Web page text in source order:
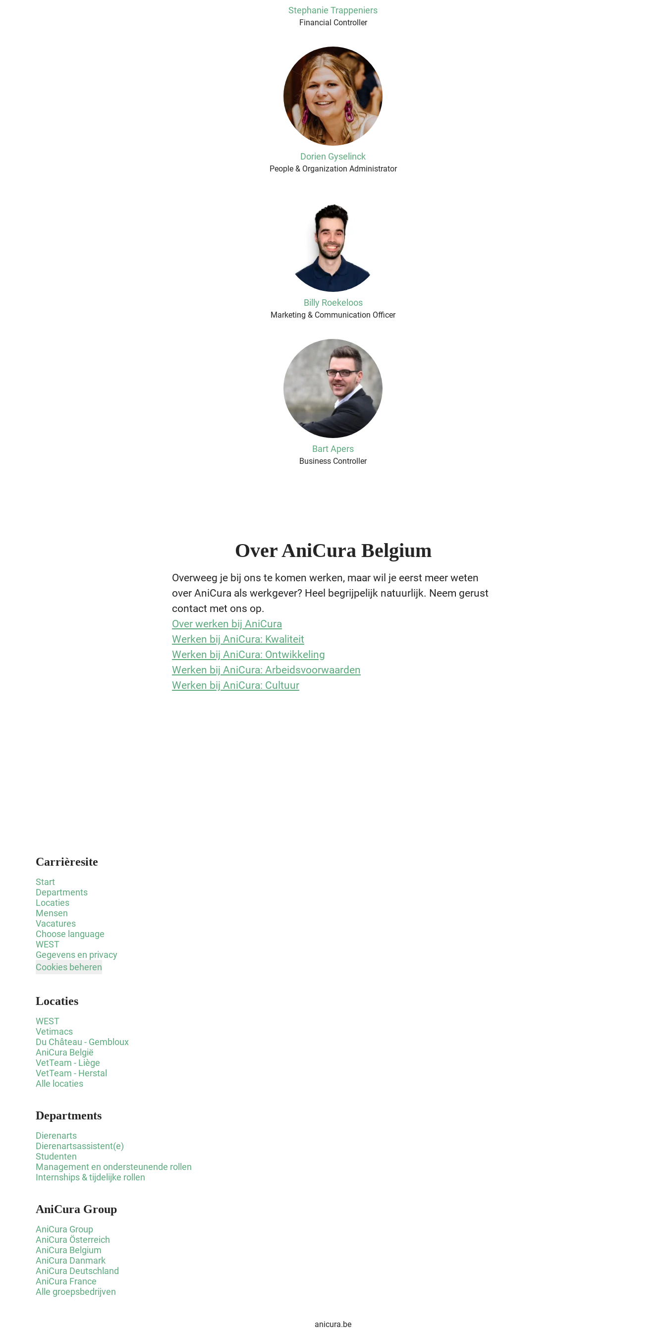
Stephanie Trappeniers
Financial Controller
Dorien Gyselinck
People & Organization Administrator
Billy Roekeloos
Marketing & Communication Officer
Bart Apers
Business Controller
Over AniCura Belgium
Overweeg je bij ons te komen werken, maar wil je eerst meer weten
over AniCura als werkgever? Heel begrijpelijk natuurlijk. Neem gerust
contact met ons op.
Over werken bij AniCura
Werken bij AniCura: Kwaliteit
Werken bij AniCura: Ontwikkeling
Werken bij AniCura: Arbeidsvoorwaarden
Werken bij AniCura: Cultuur
Carrièresite
Start
Departments
Locaties
Mensen
Vacatures
Choose language
WEST
Gegevens en privacy
Cookies beheren
Locaties
WEST
Vetimacs
Du Château - Gembloux
AniCura België
VetTeam - Liège
VetTeam - Herstal
Alle locaties
Departments
Dierenarts
Dierenartsassistent(e)
Studenten
Management en ondersteunende rollen
Internships & tijdelijke rollen
AniCura Group
AniCura Group
AniCura Österreich
AniCura Belgium
AniCura Danmark
AniCura Deutschland
AniCura France
Alle groepsbedrijven
anicura.be